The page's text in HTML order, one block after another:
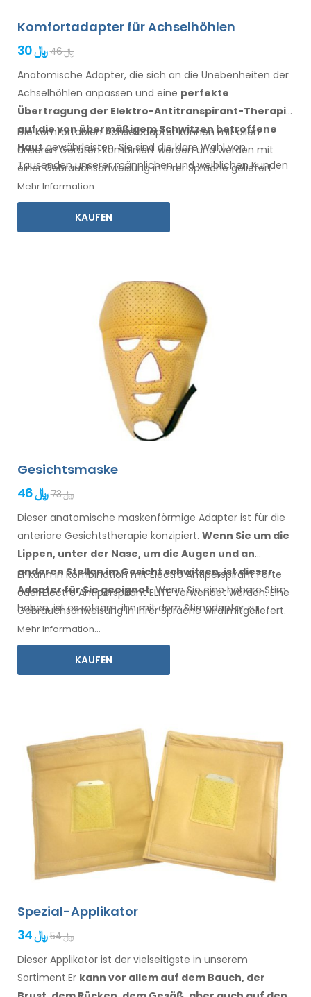
Komfortadapter für Achselhöhlen
30 ﷼
46 ﷼
Anatomische Adapter, die sich an die Unebenheiten der
Achselhöhlen anpassen und eine perfekte
Übertragung der Elektro-Antitranspirant-Therapie
auf dievon übermäßigem Schwitzen betroffene
Haut gewährleisten. Sie sind die klare Wahl von
Tausenden unserer männlichenund weiblichenKunden
jedes Jahr.
Die komfortablenAchseladapterkönnen mitallen
unseren Geräten kombiniert werden und werden mit
einerGebrauchsanweisung in Ihrer Sprachegeliefert.
Mehr Information...
KAUFEN
Gesichtsmaske
46 ﷼
73 ﷼
Dieser anatomische maskenförmige Adapter ist für die
anteriore Gesichtstherapie konzipiert. Wenn Sie um die
Lippen, unter der Nase, um die Augen und an
anderen Stellenim Gesichtschwitzen,istdieser
Adapter für Sie geeignet. WennSieeinehöhere Stirn
haben, ist es ratsam, ihnmit dem Stirnadapterzu
kombinieren.
Er kann in Kombination mit Electro Antiperspirant Forte
oder Electro Antiperspirant ELITE verwendet werden. Eine
Gebrauchsanweisung in IhrerSprache wird mitgeliefert.
Mehr Information...
KAUFEN
Spezial-Applikator
34 ﷼
54 ﷼
Dieser Applikator ist der vielseitigste in unserem
Sortiment.Er kann vor allem auf dem Bauch, der